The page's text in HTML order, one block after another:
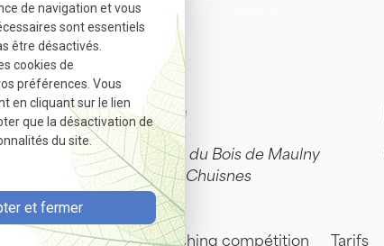
Adresse
Écurie du Bois de Maulny
28190 Chuisnes
Prestations Coaching compétition Tarifs
de navigation et vous
sont essentiels
être désactivés.
cookies de
préférences. Vous
en cliquant sur le lien
que la désactivation de
du site.
et fermer